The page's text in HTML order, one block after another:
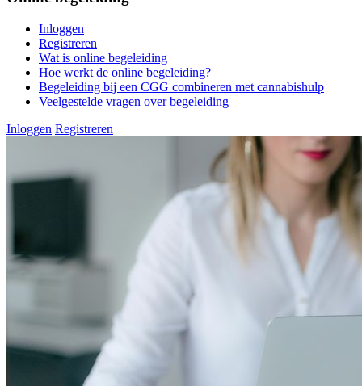
Inloggen
Registreren
Wat is online begeleiding
Hoe werkt de online begeleiding?
Begeleiding bij een CGG combineren met cannabishulp
Veelgestelde vragen over begeleiding
Inloggen Registreren